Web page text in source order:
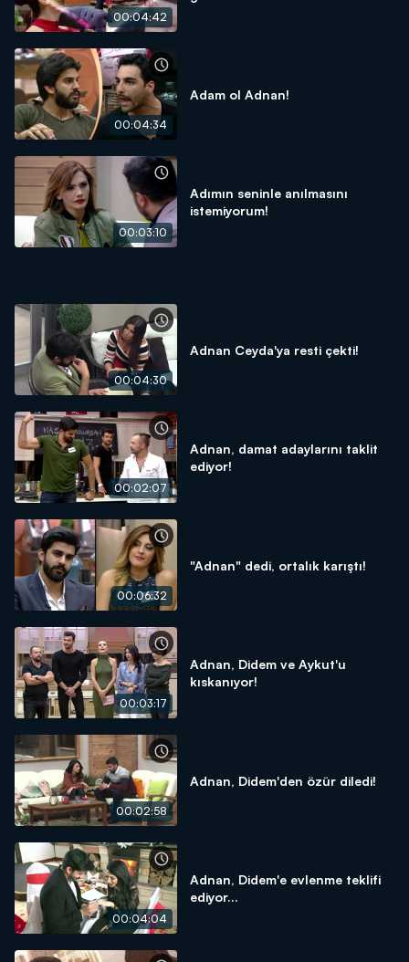
00:04:42
00:04:34
Adam ol Adnan!
00:03:10
Adımın seninle anılmasını
istemiyorum!
00:04:30
Adnan Ceyda'ya resti çekti!
00:02:07
Adnan, damat adaylarını taklit
ediyor!
00:06:32
"Adnan" dedi, ortalık karıştı!
00:03:17
Adnan, Didem ve Aykut'u
kıskanıyor!
00:02:58
Adnan, Didem'den özür diledi!
00:04:04
Adnan, Didem'e evlenme teklifi
ediyor...